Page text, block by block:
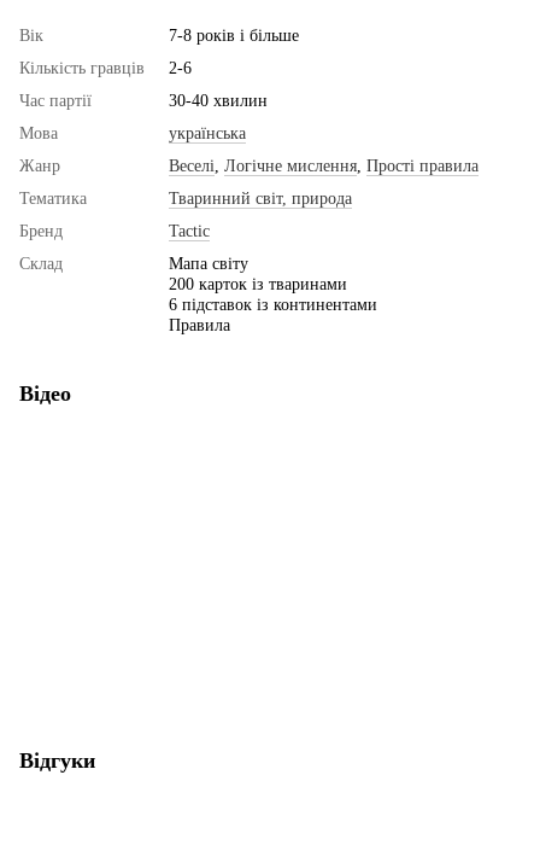
Вік
7-8 років і більше
Кількість гравців
2-6
Час партії
30-40 хвилин
Мова
українська
Жанр
Веселі Логічне мислення Прості правила
Тематика
Тваринний світ, природа
Бренд
Tactic
Склад
Мапа світу
200 карток із тваринами
6 підставок із континентами
Правила
Відео
Відгуки